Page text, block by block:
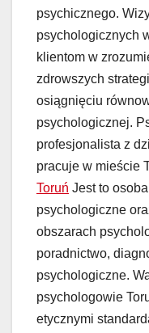
psychicznego.
psychologicznych
klientom w
zdrowszych
osiągnięciu
psychologicznej.
profesjonalista z
pracuje w mieście
Toruń Jest to
psychologiczne
obszarach
poradnictwo,
psychologiczne.
psychologowie
etycznymi